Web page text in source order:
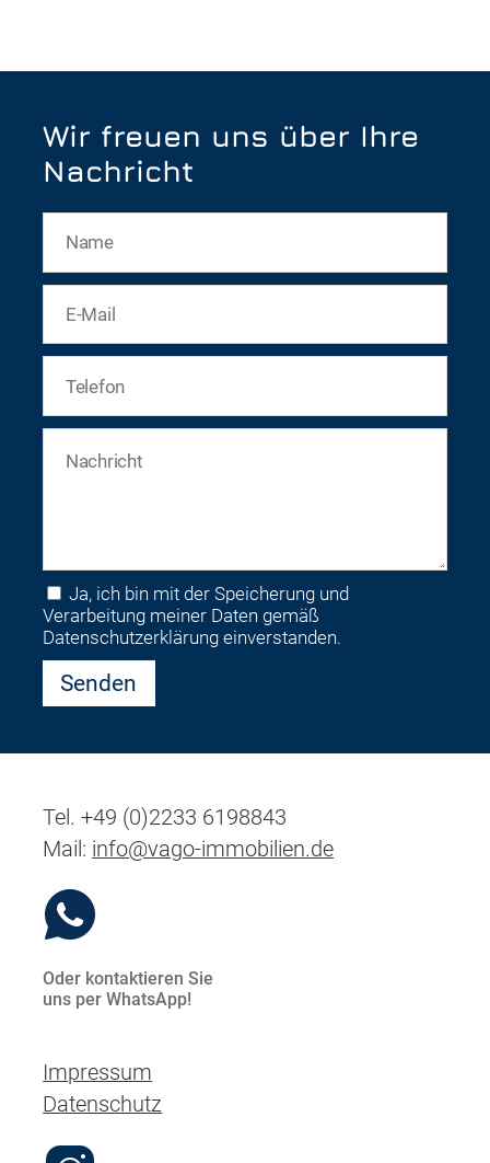
Wir freuen uns über Ihre
Nachricht
Bitte lasse dieses Feld leer.
Ja, ich bin mit der Speicherung und
Verarbeitung meiner Daten gemäß
Datenschutzerklärung einverstanden.
Tel. +49 (0)2233 6198843
Mail: info@vago-immobilien.de
Oder kontaktieren Sie
uns per WhatsApp!
Impressum
Datenschutz